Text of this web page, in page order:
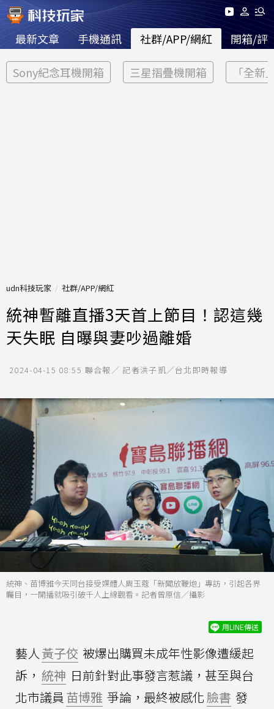
最新文章 手機通訊 社群/APP/網紅 開箱/評
Sony紀念耳機開箱 三星摺疊機開箱 「全新
udn科技玩家 社群/APP/網紅
統神暫離直播3天首上節目！認這幾
天失眠 自曝與妻吵過離婚
2024-04-15 08:55 聯合報／ 記者洪子凱／台北即時報導
統神、苗博雅今天同台接受媒體人周玉蔻「新聞放鞭炮」專訪，引起各界
矚目，一開播就吸引破千人上線觀看。記者曾原信／攝影
用LINE傳送
藝人黃子佼 被爆出購買未成年性影像遭緩起
訴， 統神 日前針對此事發言惹議，甚至與台
北市議員 苗博雅 爭論，最終被感化臉書 發